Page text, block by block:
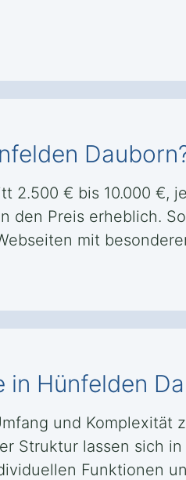
€ bis 10.000 €,
Preis erheblich.
mit
Hünfelden
und Komplexität
Struktur lassen sich
Funktionen